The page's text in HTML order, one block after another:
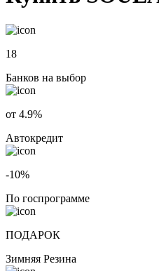
18
Банков на выбор
от 4.9%
Автокредит
-10%
По госпрограмме
ПОДАРОК
Зимняя Резина